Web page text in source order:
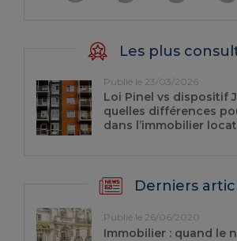
Les plus
Publié le 23/03/2026
Loi Pinel vs dispositif
quelles différences
dans l’immobilier
Derniers
Publié le 26/06/2020
Immobilier : quand le